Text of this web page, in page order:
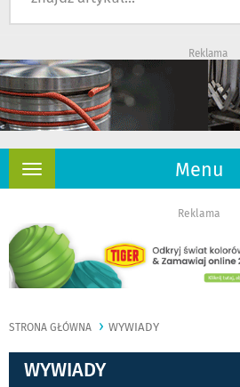
Reklama
Menu
Rozwiń
Reklama
STRONA GŁÓWNA WYWIADY
WYWIADY